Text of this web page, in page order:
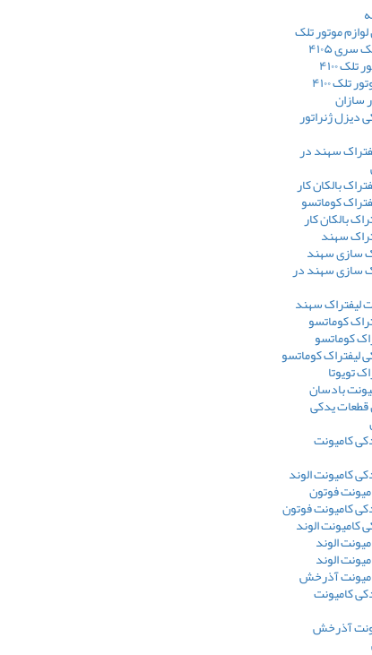
موتور تلک
۴۱۰۵
۴۱۰۰
۴۱۰۰
سازان
دیزل ژنراتور
سهند در
بالکان کار
کوماتسو
بالکان کار
سهند
سازی سهند
سازی سهند در
لیفتراک سهند
کوماتسو
کوماتسو
لیفتراک کوماتسو
تویوتا
بادسان
یدکی
کامیونت
کامیونت الوند
فوتون
کامیونت فوتون
کامیونت الوند
الوند
الوند
آذرخش
کامیونت
آذرخش